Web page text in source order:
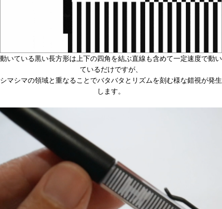
動いている黒い長方形は上下の四角を結ぶ直線も含めて一定速度で動い
ているだけですが、
シマシマの領域と重なることでバタバタとリズムを刻む様な錯視が発生
します。